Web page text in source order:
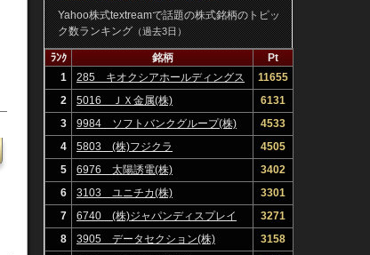
Yahoo株式textreamで話題の株式銘柄のトピッ
ク数ランキング（過去3日）
ﾗﾝｸ 銘柄
Pt
1
285 キオクシアホールディングス
(株)
11655
2
5016 ＪＸ金属(株)
6131
3
9984 ソフトバンクグループ(株)
4533
4
5803 (株)フジクラ
4505
5
6976 太陽誘電(株)
3402
6
3103 ユニチカ(株)
3301
7
6740 (株)ジャパンディスプレイ
3271
8
3905 データセクション(株)
3158